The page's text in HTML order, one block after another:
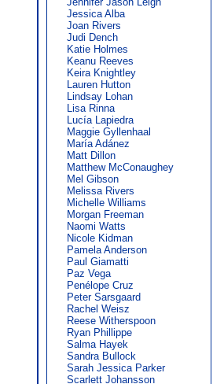
Jessica Alba
Joan Rivers
Judi Dench
Katie Holmes
Keanu Reeves
Keira Knightley
Lauren Hutton
Lindsay Lohan
Lisa Rinna
Lucía Lapiedra
Maggie Gyllenhaal
María Adánez
Matt Dillon
Matthew McConaughey
Mel Gibson
Melissa Rivers
Michelle Williams
Morgan Freeman
Naomi Watts
Nicole Kidman
Pamela Anderson
Paul Giamatti
Paz Vega
Penélope Cruz
Peter Sarsgaard
Rachel Weisz
Reese Witherspoon
Ryan Phillippe
Salma Hayek
Sandra Bullock
Sarah Jessica Parker
Scarlett Johansson